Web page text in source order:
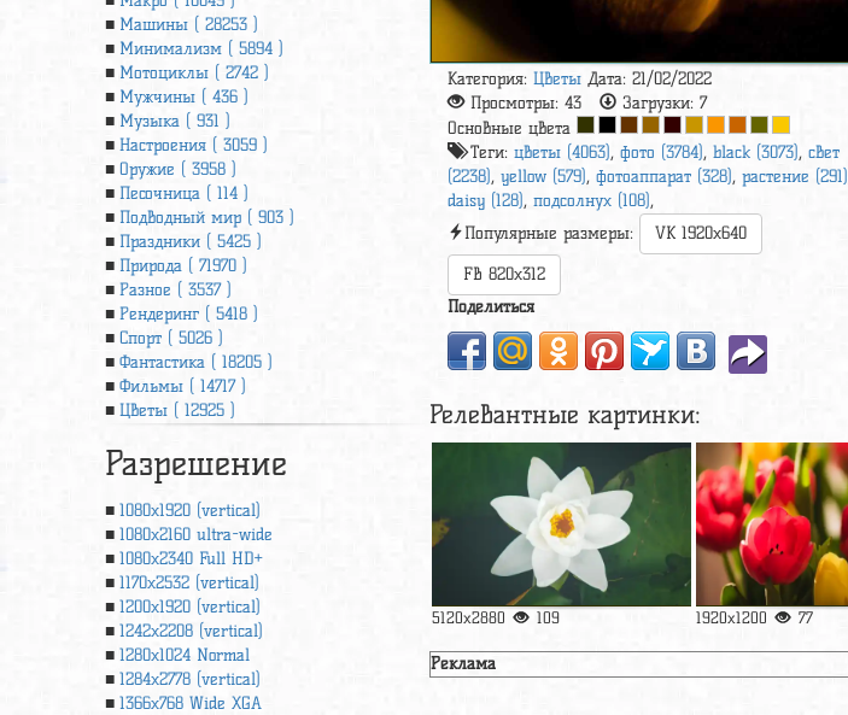
Машины ( 28253 )
Минимализм ( 5894 )
Мотоциклы ( 2742 )
Мужчины ( 436 )
Музыка ( 931 )
Настроения ( 3059 )
Оружие ( 3958 )
Песочница ( 114 )
Подводный мир ( 903 )
Праздники ( 5425 )
Природа ( 71970 )
Разное ( 3537 )
Рендеринг ( 5418 )
Спорт ( 5026 )
Фантастика ( 18205 )
Фильмы ( 14717 )
Цветы ( 12925 )
Разрешение
1080x1920 (vertical)
1080x2160 ultra-wide
1080x2340 Full HD+
1170x2532 (vertical)
1200x1920 (vertical)
1242x2208 (vertical)
1280x1024 Normal
1284x2778 (vertical)
1366х768 Wide XGA
Категория:Цветы Дата: 21/02/2022
Просмотры:43 Загрузки:7
Основные цвета
Теги:цветы (4063),фото (3784),black (3073),свет
(2238),yellow (579),фотоаппарат (328),растение (291)
daisy (128),подсолнух (108),
Популярные размеры:
VK 1920x640
FB 820x312
Поделиться
Релевантные картинки:
5120x2880 109 1920x1200 77
Реклама